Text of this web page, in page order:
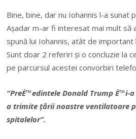
Bine, bine, dar nu Iohannis l-a sunat
Așadar m-ar fi interesat mai mult să
spună lui Iohannis, atât de
Sunt doar 2 referiri și o concluzie la
pe parcursul acestei convorbiri
“PreÈ™edintele Donald Trump
a trimite țării noastre ventilatoare
spitalelor”.